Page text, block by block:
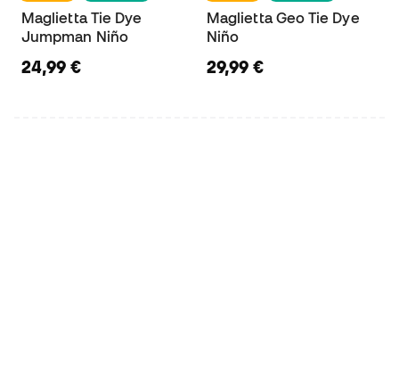
Maglietta Tie Dye
Jumpman Niño
24,99 €
Maglietta Geo Tie Dye
Niño
29,99 €